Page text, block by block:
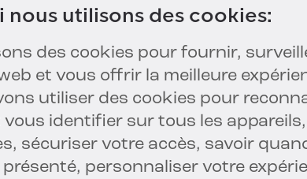
nous utilisons des cookies:
des cookies pour fournir,
et vous offrir la meilleure
utiliser des cookies pour
vous identifier sur tous les
sécuriser votre accès, savoir
personnaliser votre